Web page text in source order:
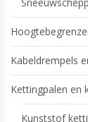
Kabeldrempels
Kettingpalen en
Kunststof